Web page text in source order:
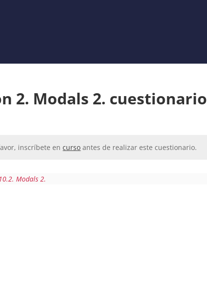
2. Modals 2. cuestionario
inscríbete encurso antes de realizar este cuestionario.
10.2. Modals 2.